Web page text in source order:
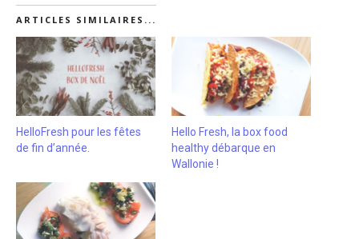
ARTICLES SIMILAIRES...
HelloFresh pour les fêtes
de fin d’année.
Hello Fresh, la box food
healthy débarque en
Wallonie !